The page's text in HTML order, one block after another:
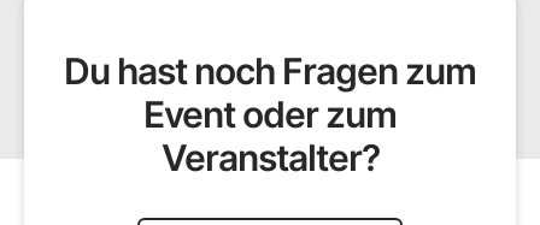
Du hast noch Fragen zum
Event oder zum
Veranstalter?